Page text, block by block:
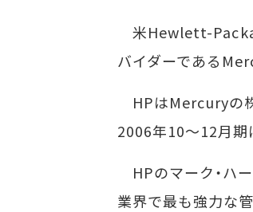
米Hewlett-
バイダーである
HPはMercuryの
2006年10～12月期
HPのマーク・ハ
業界で最も強力な